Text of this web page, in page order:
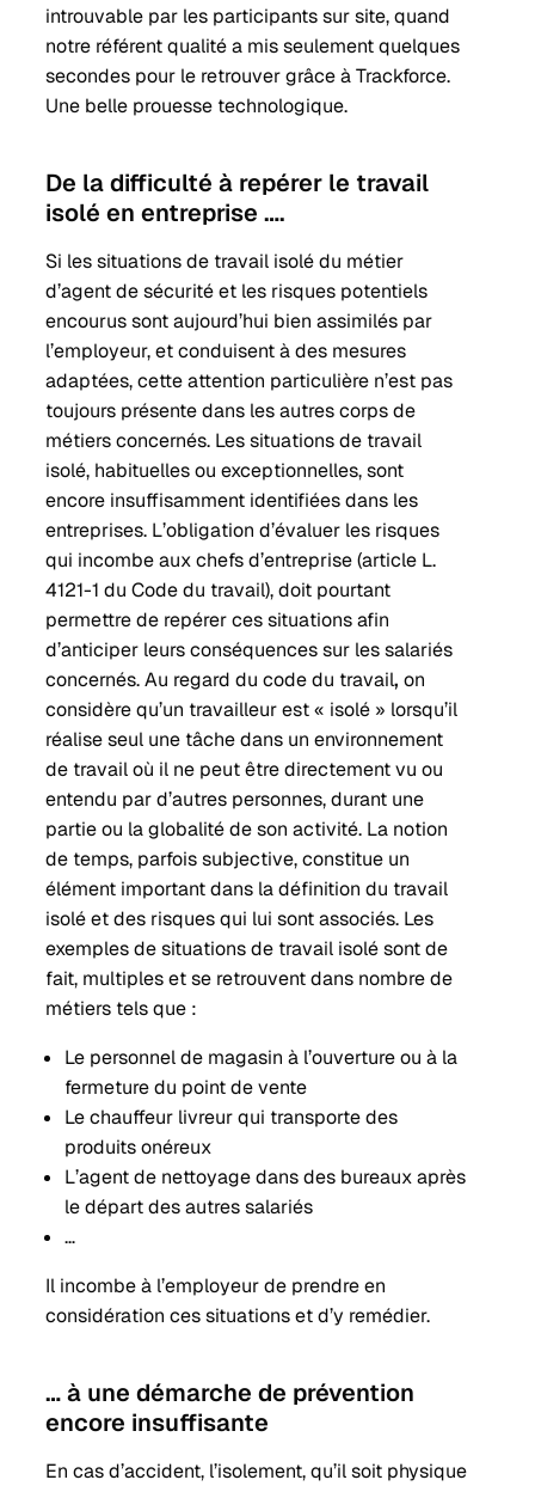
introuvable par les participants sur site, quand
notre référent qualité a mis seulement quelques
secondes pour le retrouver grâce à Trackforce.
Une belle prouesse technologique.
De la difficulté à repérer le travail
isolé en entreprise ….
Si les situations de travail isolé du métier
d’agent de sécurité et les risques potentiels
encourus sont aujourd’hui bien assimilés par
l’employeur, et conduisent à des mesures
adaptées, cette attention particulière n’est pas
toujours présente dans les autres corps de
métiers concernés. Les situations de travail
isolé, habituelles ou exceptionnelles, sont
encore insuffisamment identifiées dans les
entreprises. L’obligation d’évaluer les risques
qui incombe aux chefs d’entreprise (article L.
4121-1 du Code du travail), doit pourtant
permettre de repérer ces situations afin
d’anticiper leurs conséquences sur les salariés
concernés. Au regard du code du travail, on
considère qu’un travailleur est « isolé » lorsqu’il
réalise seul une tâche dans un environnement
de travail où il ne peut être directement vu ou
entendu par d’autres personnes, durant une
partie ou la globalité de son activité. La notion
de temps, parfois subjective, constitue un
élément important dans la définition du travail
isolé et des risques qui lui sont associés. Les
exemples de situations de travail isolé sont de
fait, multiples et se retrouvent dans nombre de
métiers tels que :
Le personnel de magasin à l’ouverture ou à la
fermeture du point de vente
Le chauffeur livreur qui transporte des
produits onéreux
L’agent de nettoyage dans des bureaux après
le départ des autres salariés
…
Il incombe à l’employeur de prendre en
considération ces situations et d’y remédier.
… à une démarche de prévention
encore insuffisante
En cas d’accident, l’isolement, qu’il soit physique